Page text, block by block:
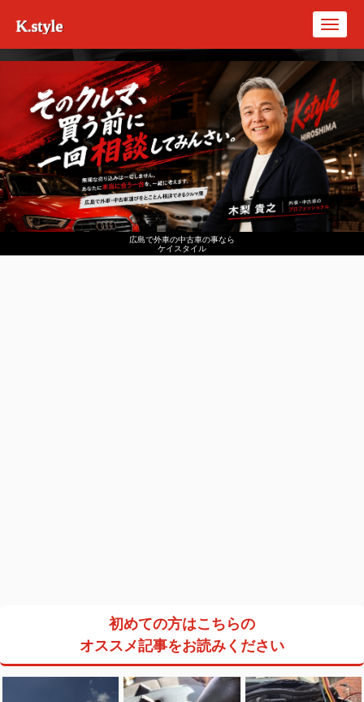
広島で外車の中古車の事なら
ケイスタイル
K.style
初めての方はこちらの
オススメ記事をお読みください